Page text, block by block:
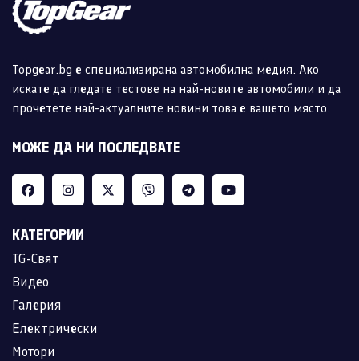
Topgear.bg е специализирана автомобилна медия. Ако
искате да гледате тестове на най-новите автомобили и да
прочетете най-актуалните новини това е вашето място.
МОЖЕ ДА НИ ПОСЛЕДВАТЕ
КАТЕГОРИИ
TG-Свят
Видео
Галерия
Електрически
Мотори